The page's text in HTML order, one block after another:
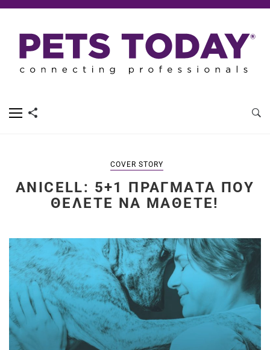
COVER STORY
ANICELL: 5+1 ΠΡΆΓΜΑΤΑ ΠΟΥ
ΘΈΛΕΤΕ ΝΑ ΜΆΘΕΤΕ!